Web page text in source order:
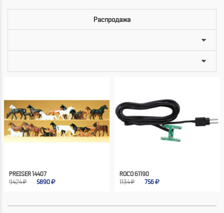
Распродажа
PREISER 14407
9424 ₽
5890
ROCO 61190
1134 ₽
756